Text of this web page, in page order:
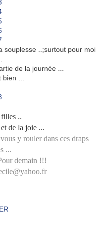
souplesse ..;surtout pour moi
de la journée ...
...
..
de la joie ...
y rouler dans ces draps
...
demain !!!